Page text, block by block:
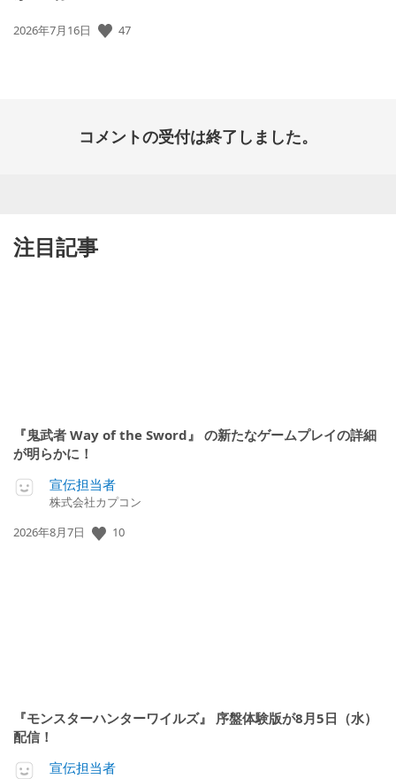
公
2026年7月16日 47
コメントの受付は終了しました。
注目記事
『鬼武者 Way of the Sword』 の新たなゲームプレイの詳細
が明らかに！
宣伝担当者
株式会社カプコン
公
2026年8月7日 10
『モンスターハンターワイルズ』 序盤体験版が8月5日（水）
配信！
宣伝担当者